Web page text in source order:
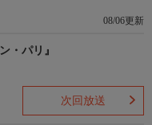
08/06更新
・パリ』
次回放送